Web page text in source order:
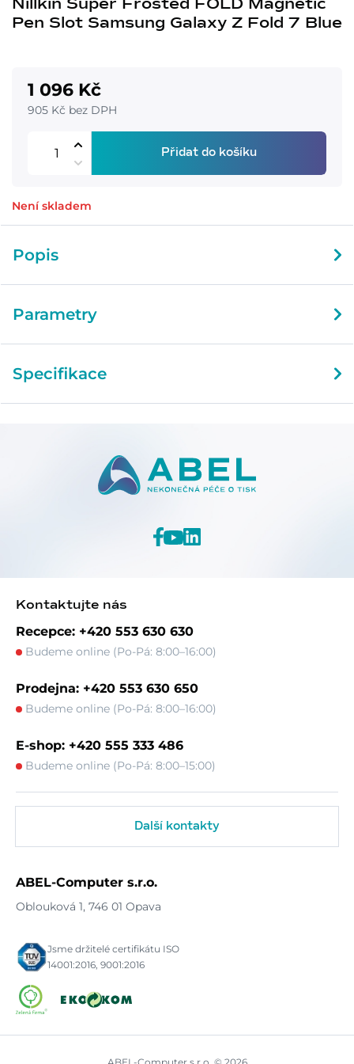
Nillkin Super Frosted FOLD Magnetic
Pen Slot Samsung Galaxy Z Fold 7 Blue
1 096 Kč
905 Kč bez DPH
Přidat do košíku
Není skladem
Popis
Parametry
Specifikace
Kontaktujte nás
Recepce: +420 553 630 630
Budeme online (Po-Pá: 8:00–16:00)
Prodejna: +420 553 630 650
Budeme online (Po-Pá: 8:00–16:00)
E-shop: +420 555 333 486
Budeme online (Po-Pá: 8:00–15:00)
Další kontakty
ABEL-Computer s.r.o.
Oblouková 1, 746 01 Opava
Jsme držitelé certifikátu ISO
14001:2016, 9001:2016